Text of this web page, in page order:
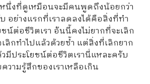
นึ่งที่ดูเหมือนจะมีคนพูดถึงน้อยกว่า
อย่างแรกที่เราลดลงได้คือสิ่งที่ทำ
น์ต่อชีวิตเรา อันนี้คงไม่ยากที่จะเลิก
ลิกทำไปแล้วด้วยซ้ำ แต่สิ่งที่เลิกยาก
มีประโยชน์ต่อชีวิตเรานี่แหละครับ
วามรู้สึกของเราเหลือเกิน